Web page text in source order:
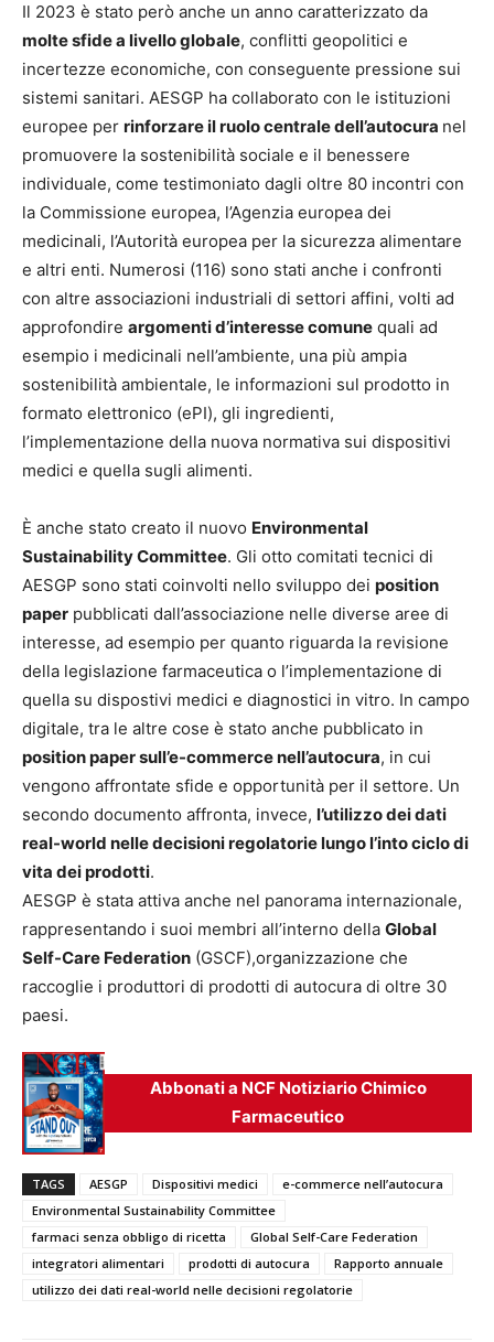
Il 2023 è stato però anche un anno caratterizzato da
molte sfide a livello globale, conflitti geopolitici e
incertezze economiche, con conseguente pressione sui
sistemi sanitari. AESGP ha collaborato con le istituzioni
europee per rinforzare il ruolo centrale dell’autocura nel
promuovere la sostenibilità sociale e il benessere
individuale, come testimoniato dagli oltre 80 incontri con
la Commissione europea, l’Agenzia europea dei
medicinali, l’Autorità europea per la sicurezza alimentare
e altri enti. Numerosi (116) sono stati anche i confronti
con altre associazioni industriali di settori affini, volti ad
approfondire argomenti d’interesse comune quali ad
esempio i medicinali nell’ambiente, una più ampia
sostenibilità ambientale, le informazioni sul prodotto in
formato elettronico (ePI), gli ingredienti,
l’implementazione della nuova normativa sui dispositivi
medici e quella sugli alimenti.
È anche stato creato il nuovo Environmental
Sustainability Committee. Gli otto comitati tecnici di
AESGP sono stati coinvolti nello sviluppo dei position
paper pubblicati dall’associazione nelle diverse aree di
interesse, ad esempio per quanto riguarda la revisione
della legislazione farmaceutica o l’implementazione di
quella su dispostivi medici e diagnostici in vitro. In campo
digitale, tra le altre cose è stato anche pubblicato in
position paper sull’e-commerce nell’autocura, in cui
vengono affrontate sfide e opportunità per il settore. Un
secondo documento affronta, invece, l’utilizzo dei dati
real-world nelle decisioni regolatorie lungo l’into ciclo di
vita dei prodotti.
AESGP è stata attiva anche nel panorama internazionale,
rappresentando i suoi membri all’interno della Global
Self-Care Federation (GSCF),organizzazione che
raccoglie i produttori di prodotti di autocura di oltre 30
paesi.
Abbonati a NCF Notiziario Chimico
Farmaceutico
TAGS AESGP Dispositivi medici
e-commerce nell’autocura
Environmental Sustainability Committee
farmaci senza obbligo di ricetta
Global Self-Care Federation
integratori alimentari
prodotti di autocura
Rapporto annuale
utilizzo dei dati real-world nelle decisioni regolatorie